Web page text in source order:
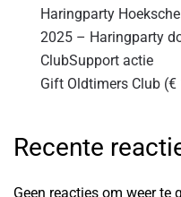
Haringparty
2025 – Haringparty
ClubSupport actie
Gift Oldtimers Club (€
Recente
Geen reacties om weer te